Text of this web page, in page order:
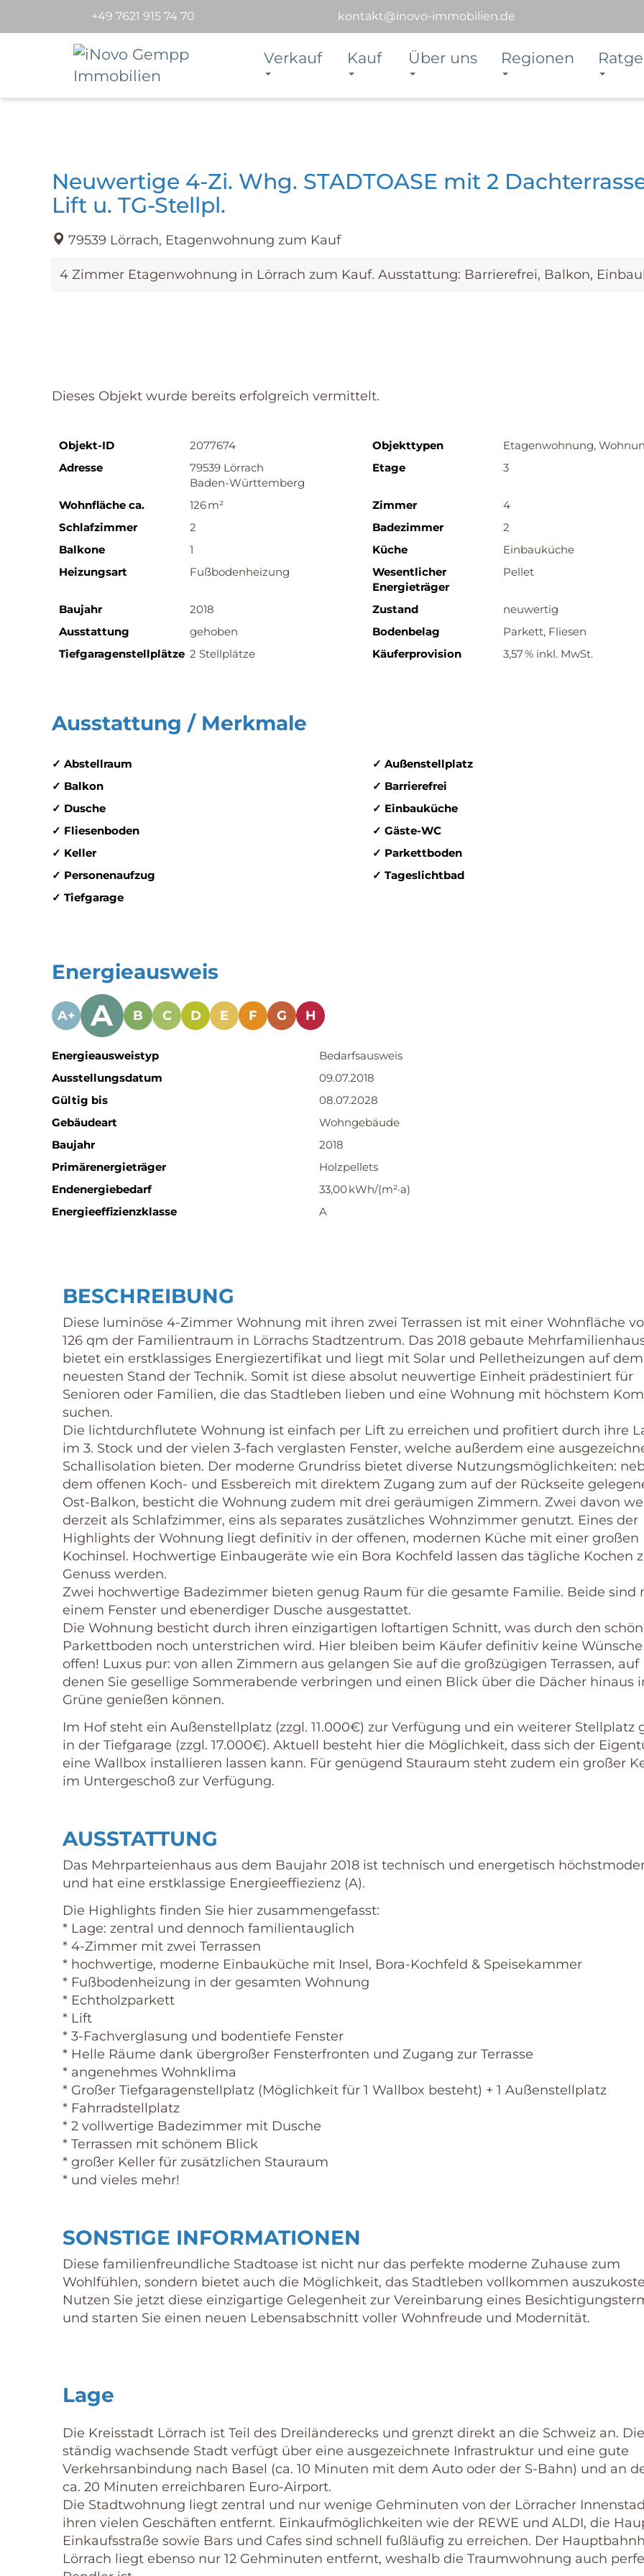
+49 7621 915 74 70 kontakt@inovo-immobilien.de
Verkauf Kauf Über uns Regionen
Neuwertige 4-Zi. Whg. STADTOASE mit 2
Lift u. TG-Stellpl.
79539 Lörrach, Etagenwohnung zum Kauf
4 Zimmer Etagenwohnung in Lörrach zum Kauf. Ausstattung: Barrierefrei, Balkon,
Dieses Objekt wurde bereits erfolgreich vermittelt.
Objekt-ID 2077674 Objekttypen
Etagenwohnung,
Adresse
79539 Lörrach
Baden-Württemberg
Etage 3
Wohnfläche ca. 126 m² Zimmer
4
Schlafzimmer
2 Badezimmer
2
Balkone
1 Küche
Einbauküche
Heizungsart
Fußbodenheizung
Wesentlicher
Energieträger
Pellet
Baujahr 2018 Zustand
neuwertig
Ausstattung
gehoben Bodenbelag
Parkett, Fliesen
Tief­garagen­stell­plätze 2 Stellplätze Käufer­provision 3,57 % inkl. MwSt.
Ausstattung / Merkmale
✓ Abstellraum
✓ Außenstellplatz
✓ Balkon
✓ Barrierefrei
✓ Dusche
✓ Einbauküche
✓ Fliesenboden
✓ Gäste-WC
✓ Keller
✓ Parkettboden
✓ Personenaufzug
✓ Tageslichtbad
✓ Tiefgarage
Energieausweis
A+ A B C D E F G H
Energieausweistyp
Bedarfs­ausweis
Ausstellungsdatum
09.07.2018
Gültig bis
08.07.2028
Gebäudeart
Wohngebäude
Baujahr
2018
Primärenergieträger
Holzpellets
Endenergie­bedarf
33,00 kWh/(m²·a)
Energie­effizienz­klasse
A
BESCHREIBUNG
Diese luminöse 4-Zimmer Wohnung mit ihren zwei Terrassen ist mit einer Wohnfläche
126 qm der Familientraum in Lörrachs Stadtzentrum. Das 2018 gebaute
bietet ein erstklassiges Energiezertifikat und liegt mit Solar und Pelletheizungen auf dem
neuesten Stand der Technik. Somit ist diese absolut neuwertige Einheit prädestiniert für
Senioren oder Familien, die das Stadtleben lieben und eine Wohnung mit höchstem
suchen.
Die lichtdurchflutete Wohnung ist einfach per Lift zu erreichen und profitiert durch ihre
im 3. Stock und der vielen 3-fach verglasten Fenster, welche außerdem eine
Schallisolation bieten. Der moderne Grundriss bietet diverse Nutzungsmöglichkeiten:
dem offenen Koch- und Essbereich mit direktem Zugang zum auf der Rückseite
Ost-Balkon, besticht die Wohnung zudem mit drei geräumigen Zimmern. Zwei davon
derzeit als Schlafzimmer, eins als separates zusätzliches Wohnzimmer genutzt. Eines der
Highlights der Wohnung liegt definitiv in der offenen, modernen Küche mit einer großen
Kochinsel. Hochwertige Einbaugeräte wie ein Bora Kochfeld lassen das tägliche Kochen
Genuss werden.
Zwei hochwertige Badezimmer bieten genug Raum für die gesamte Familie. Beide sind
einem Fenster und ebenerdiger Dusche ausgestattet.
Die Wohnung besticht durch ihren einzigartigen loftartigen Schnitt, was durch den
Parkettboden noch unterstrichen wird. Hier bleiben beim Käufer definitiv keine Wünsche
offen! Luxus pur: von allen Zimmern aus gelangen Sie auf die großzügigen Terrassen, auf
denen Sie gesellige Sommerabende verbringen und einen Blick über die Dächer hinaus
Grüne genießen können.
Im Hof steht ein Außenstellplatz (zzgl. 11.000€) zur Verfügung und ein weiterer Stellplatz
in der Tiefgarage (zzgl. 17.000€). Aktuell besteht hier die Möglichkeit, dass sich der
eine Wallbox installieren lassen kann. Für genügend Stauraum steht zudem ein großer
im Untergeschoß zur Verfügung.
AUSSTATTUNG
Das Mehrparteienhaus aus dem Baujahr 2018 ist technisch und energetisch
und hat eine erstklassige Energieeffiezienz (A).
Die Highlights finden Sie hier zusammengefasst:
* Lage: zentral und dennoch familientauglich
* 4-Zimmer mit zwei Terrassen
* hochwertige, moderne Einbauküche mit Insel, Bora-Kochfeld & Speisekammer
* Fußbodenheizung in der gesamten Wohnung
* Echtholzparkett
* Lift
* 3-Fachverglasung und bodentiefe Fenster
* Helle Räume dank übergroßer Fensterfronten und Zugang zur Terrasse
* angenehmes Wohnklima
* Großer Tiefgaragenstellplatz (Möglichkeit für 1 Wallbox besteht) + 1 Außenstellplatz
* Fahrradstellplatz
* 2 vollwertige Badezimmer mit Dusche
* Terrassen mit schönem Blick
* großer Keller für zusätzlichen Stauraum
* und vieles mehr!
SONSTIGE INFORMATIONEN
Diese familienfreundliche Stadtoase ist nicht nur das perfekte moderne Zuhause zum
Wohlfühlen, sondern bietet auch die Möglichkeit, das Stadtleben vollkommen
Nutzen Sie jetzt diese einzigartige Gelegenheit zur Vereinbarung eines
und starten Sie einen neuen Lebensabschnitt voller Wohnfreude und Modernität.
Lage
Die Kreisstadt Lörrach ist Teil des Dreiländerecks und grenzt direkt an die Schweiz an. Die
ständig wachsende Stadt verfügt über eine ausgezeichnete Infrastruktur und eine gute
Verkehrsanbindung nach Basel (ca. 10 Minuten mit dem Auto oder der S-Bahn) und an
ca. 20 Minuten erreichbaren Euro-Airport.
Die Stadtwohnung liegt zentral und nur wenige Gehminuten von der Lörracher
ihren vielen Geschäften entfernt. Einkaufmöglichkeiten wie der REWE und ALDI, die
Einkaufsstraße sowie Bars und Cafes sind schnell fußläufig zu erreichen. Der
Lörrach liegt ebenso nur 12 Gehminuten entfernt, weshalb die Traumwohnung auch